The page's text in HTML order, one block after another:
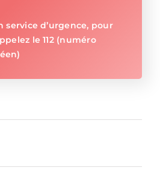
service d’urgence, pour
le 112 (numéro